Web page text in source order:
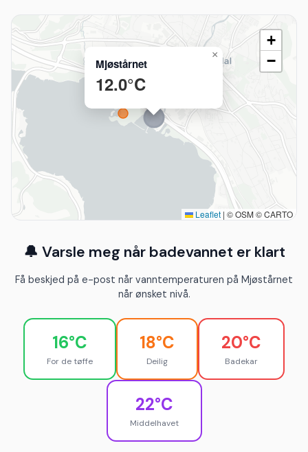
Mjøstårnet
12.0°C
×
+
−
Leaflet | © OSM © CARTO
🔔 Varsle meg når badevannet er klart
Få beskjed på e-post når vanntemperaturen på Mjøstårnet
når ønsket nivå.
16°C
For de tøffe
18°C
Deilig
20°C
Badekar
22°C
Middelhavet